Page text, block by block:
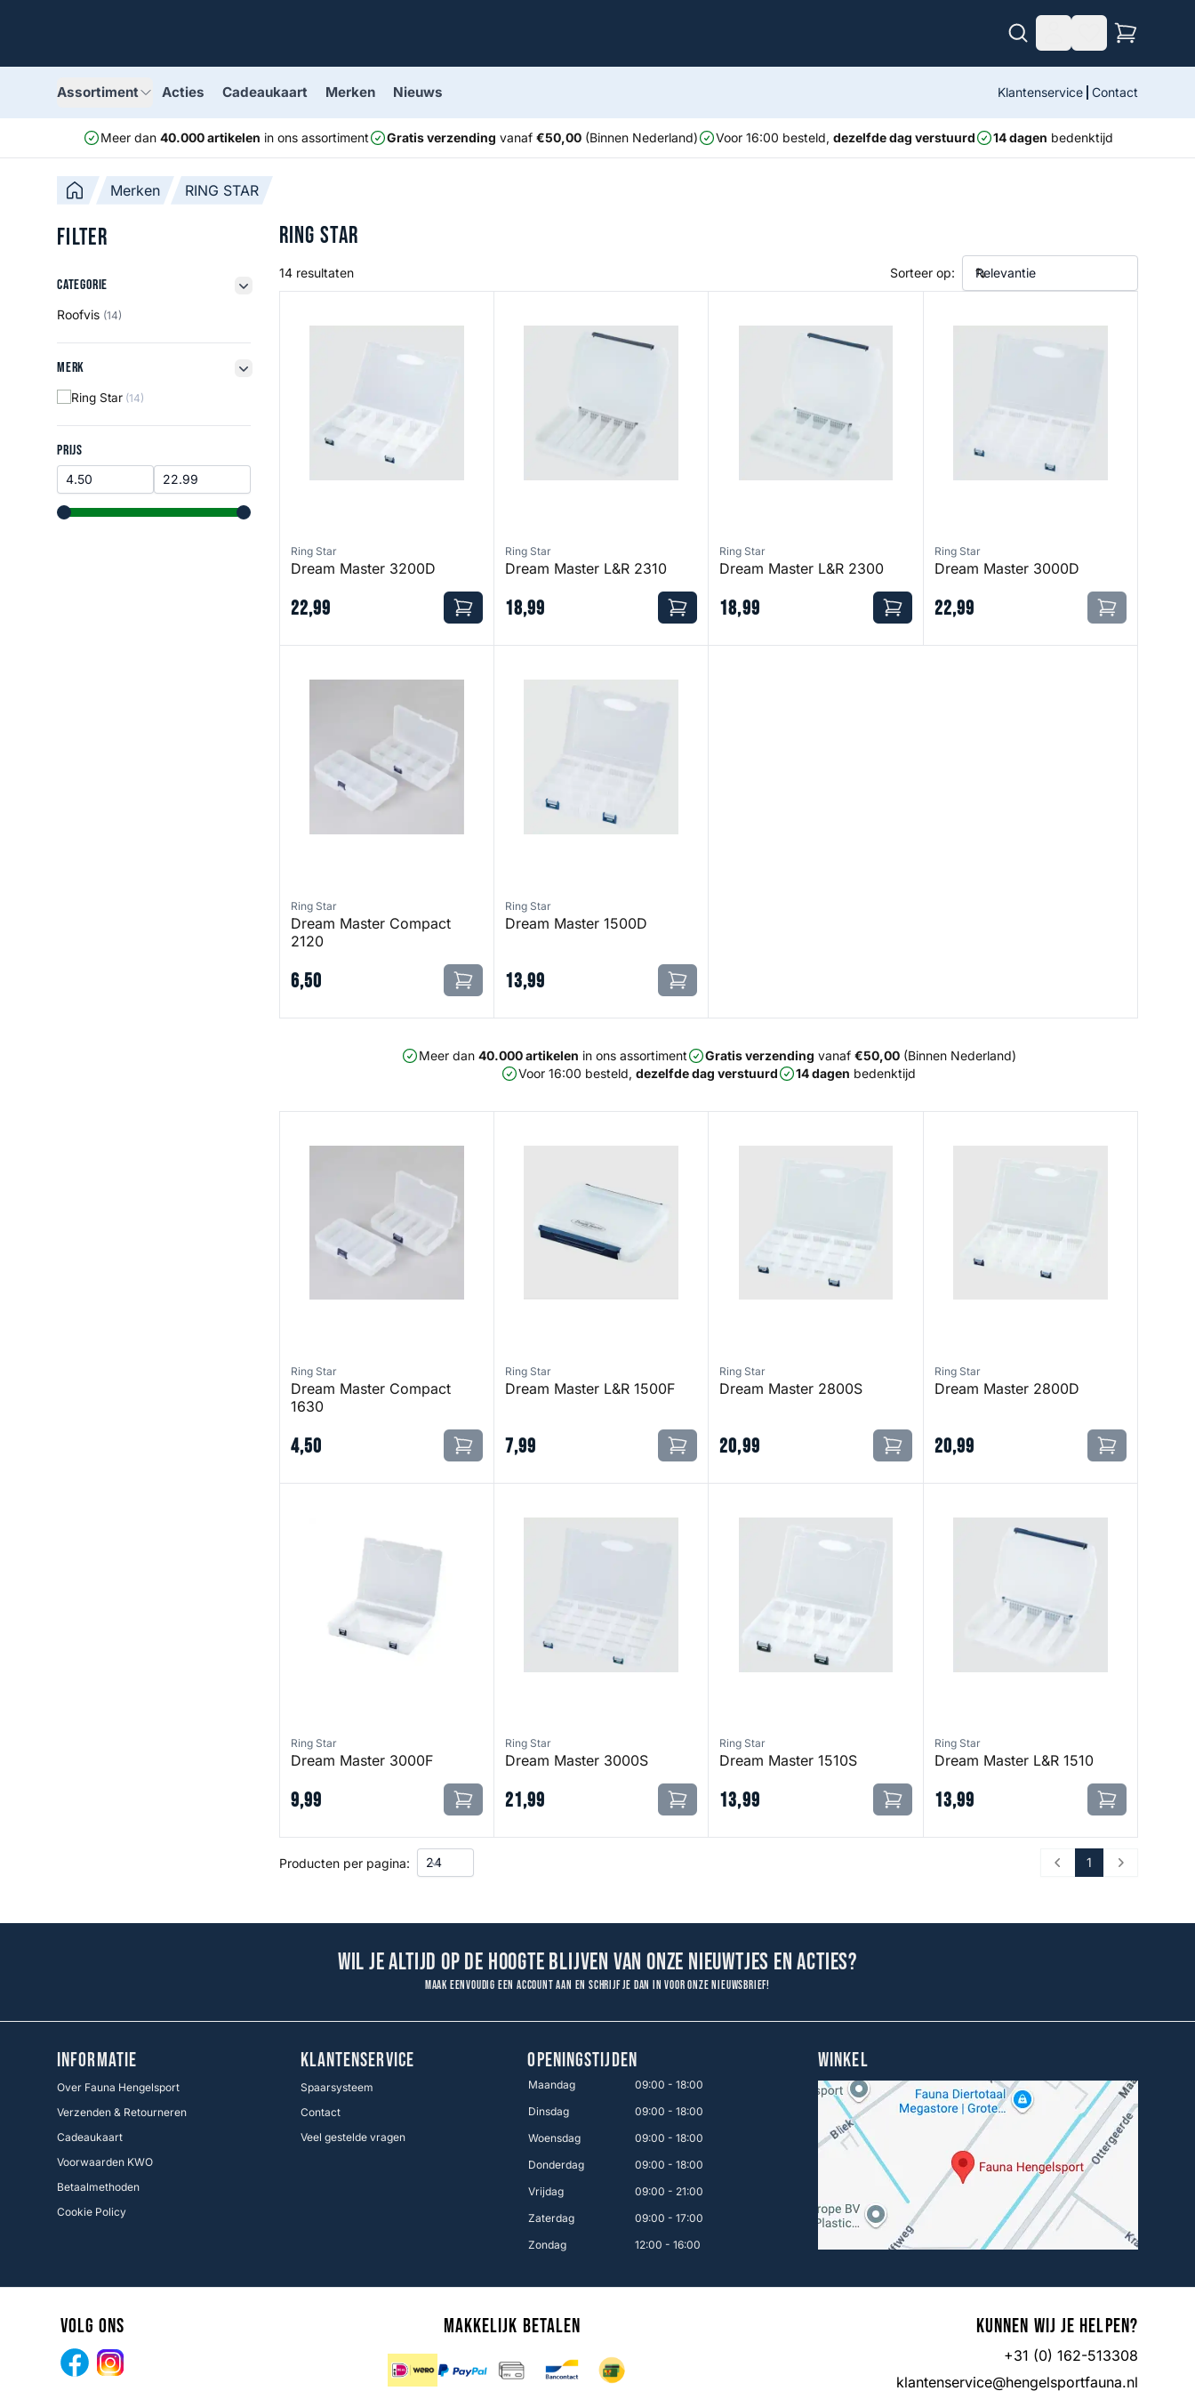
Assortiment Acties Cadeaukaart Merken Nieuws Klantenservice Contact
Meer dan 40.000 artikelen in ons assortiment Gratis verzending vanaf €50,00(Binnen Nederland) Voor 16:00 besteld, dezelfde dag verstuurd 14 dagen bedenktijd
Merken RING STAR
Filter
Categorie
Categorie
filter button
Roofvis (14)
Merk
Merk filter button
Ring Star (14)
Prijs
PRIJS
range slider button range slider button
RING STAR
14 resultaten Sorteer op:
Ring Star
Dream Master 3200D
22,99
Ring Star
Dream Master L&R 2310
18,99
Ring Star
Dream Master L&R 2300
18,99
Ring Star
Dream Master 3000D
22,99
Ring Star
Dream Master Compact
2120
6,50
Ring Star
Dream Master 1500D
13,99
Meer dan 40.000 artikelen in ons assortiment Gratis verzending vanaf €50,00(Binnen Nederland)
Voor 16:00 besteld,dezelfde dag verstuurd 14 dagen bedenktijd
Ring Star
Dream Master Compact
1630
4,50
Ring Star
Dream Master L&R 1500F
7,99
Ring Star
Dream Master 2800S
20,99
Ring Star
Dream Master 2800D
20,99
Ring Star
Dream Master 3000F
9,99
Ring Star
Dream Master 3000S
21,99
Ring Star
Dream Master 1510S
13,99
Ring Star
Dream Master L&R 1510
13,99
Producten per pagina: Prev 1 Next
Wil je altijd op de hoogte blijven van onze nieuwtjes en acties?
Maak eenvoudig een account aan en schrijf je dan in voor onze nieuwsbrief!
INFORMATIE
Over Fauna Hengelsport
Verzenden & Retourneren
Cadeaukaart
Voorwaarden KWO
Betaalmethoden
Cookie Policy
KLANTENSERVICE
Spaarsysteem
Contact
Veel gestelde vragen
OPENINGSTIJDEN
Maandag
09:00 - 18:00
Dinsdag
09:00 - 18:00
Woensdag
09:00 - 18:00
Donderdag
09:00 - 18:00
Vrijdag
09:00 - 21:00
Zaterdag
09:00 - 17:00
Zondag
12:00 - 16:00
WINKEL
Volg ons
Facebook
Makkelijk betalen Kunnen wij je helpen?
+31 (0) 162-513308
klantenservice@hengelsportfauna.nl